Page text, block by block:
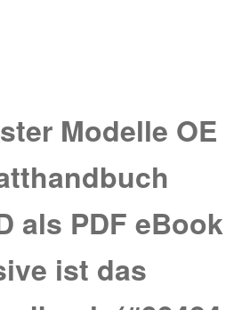
Modelle OE
als PDF eBook
ist das